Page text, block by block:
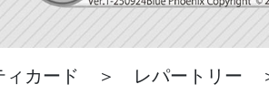
ィカード　＞　レパートリー　